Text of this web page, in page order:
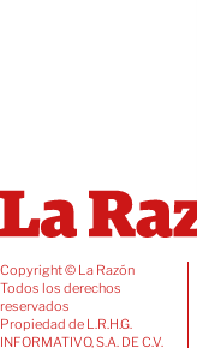
Copyright © La Razón
Todos los derechos
reservados
Propiedad de L.R.H.G.
INFORMATIVO, S.A. DE C.V.